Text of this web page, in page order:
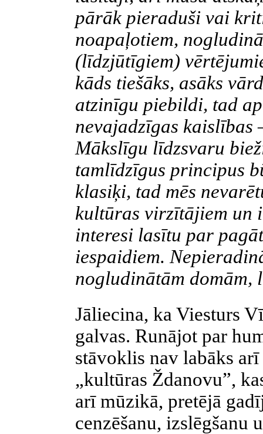
pārāk pieraduši vai
noapaļotiem,
(līdzjūtīgiem)
kāds tiešāks, asāks
atzinīgu piebildi, tad
nevajadzīgas kaislības
Mākslīgu līdzsvaru
tamlīdzīgus principus
klasiķi, tad mēs
kultūras virzītājiem un
interesi lasītu par
iespaidiem.
nogludinātām
Jāliecina, ka Viesturs
galvas. Runājot par
stāvoklis nav labāks
„kultūras Ždanovu”,
arī mūzikā, pretējā
cenzēšanu, izslēgšanu